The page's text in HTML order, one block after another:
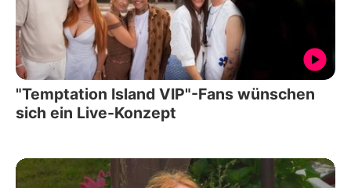
"Temptation Island VIP"-Fans wünschen
sich ein Live-Konzept